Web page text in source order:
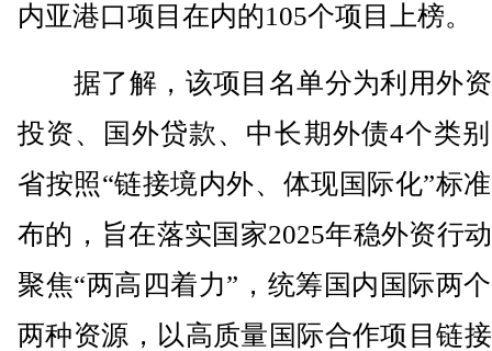
内亚港口项目在内的105个项目上榜。
据了解，该项目名单分为利用外
投资、国外贷款、中长期外债4个类
省按照“链接境内外、体现国际化”标
布的，旨在落实国家2025年稳外资行
聚焦“两高四着力”，统筹国内国际两
两种资源，以高质量国际合作项目链